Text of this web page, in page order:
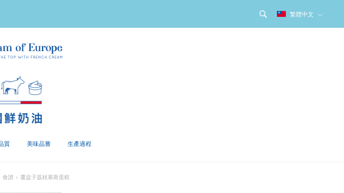
繁體中文
質 美味品嘗 生產過程
食譜 › 覆盆子荔枝慕斯蛋糕